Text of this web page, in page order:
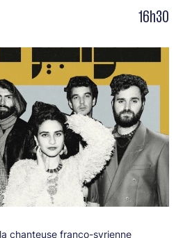
16h30
chanteuse franco-syrienne